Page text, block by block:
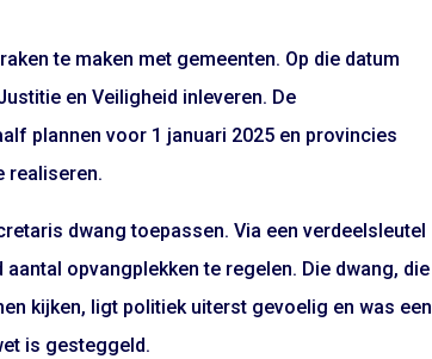
te maken met gemeenten. Op die datum
en Veiligheid inleveren. De
plannen voor 1 januari 2025 en provincies
realiseren.
dwang toepassen. Via een verdeelsleutel
opvangplekken te regelen. Die dwang, die
kijken, ligt politiek uiterst gevoelig en was een
is gesteggeld.